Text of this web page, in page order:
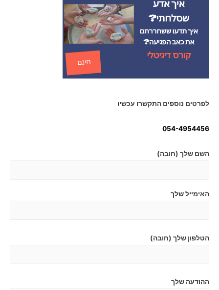
לפרטים נוספים התקשרו עכשיו
054-4954456
השם שלך (חובה)
האימייל שלך
הטלפון שלך (חובה)
ההודעה שלך